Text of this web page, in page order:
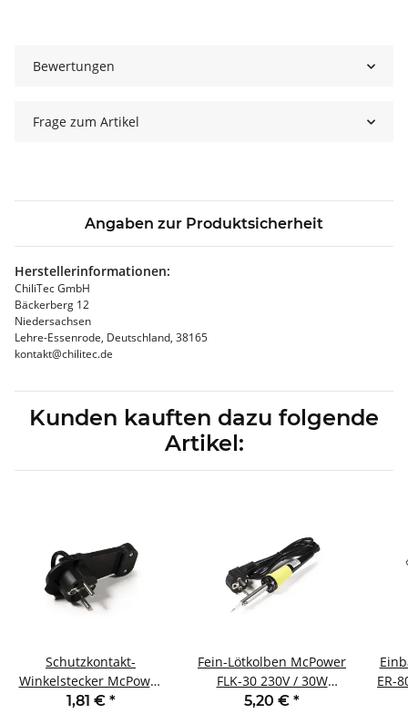
Bewertungen
Frage zum Artikel
Angaben zur Produktsicherheit
Herstellerinformationen:
ChiliTec GmbH
Bäckerberg 12
Niedersachsen
Lehre-Essenrode, Deutschland, 38165
kontakt@chilitec.de
Kunden kauften dazu folgende
Artikel:
Schutzkontakt-
Winkelstecker McPower
extra flach Handgriff
1,81 € *
Fein-Lötkolben McPower
FLK-30 230V / 30W
4,8mm-Ø Spitze
5,20 € *
ER-